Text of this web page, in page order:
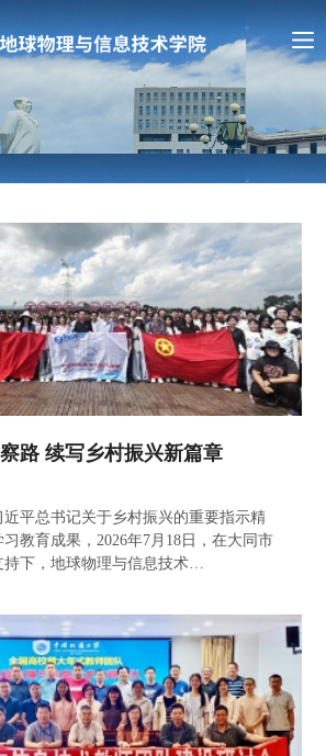
路 续写乡村振兴新篇章
平总书记关于乡村振兴的重要指示精
教育成果，2026年7月18日，在大同市
下，地球物理与信息技术…